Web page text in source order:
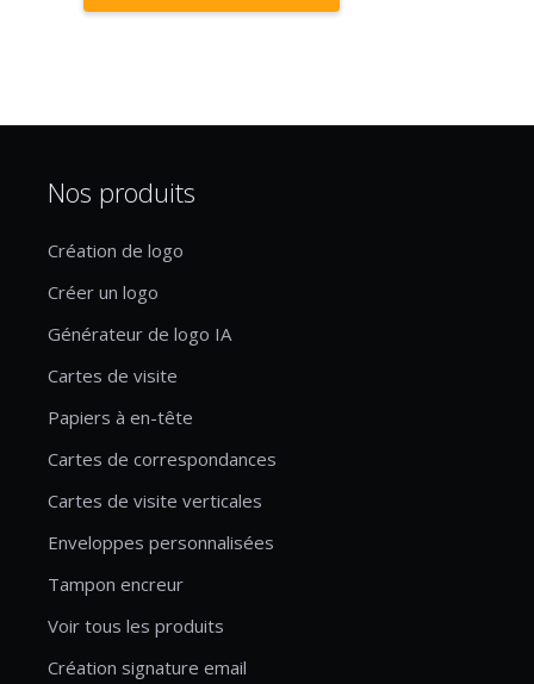
Nos produits
Création de logo
Créer un logo
Générateur de logo IA
Cartes de visite
Papiers à en-tête
Cartes de correspondances
Cartes de visite verticales
Enveloppes personnalisées
Tampon encreur
Voir tous les produits
Création signature email